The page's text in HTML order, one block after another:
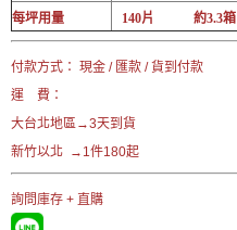
每坪用量
140片 約3.3箱
付款方式： 現金 / 匯款 / 貨到付款
運 費：
大台北地區→3天到貨
新竹以北 →1件180起
詢問庫存 + 直購